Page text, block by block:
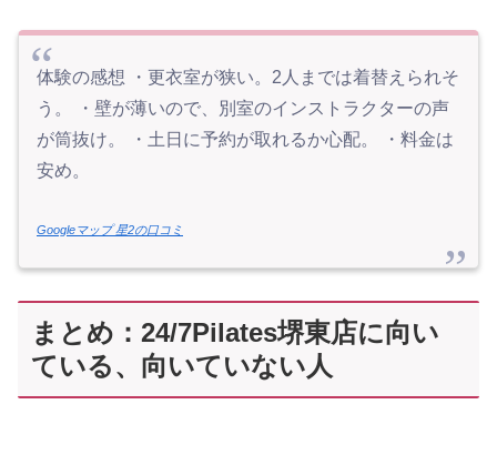
体験の感想 ・更衣室が狭い。2人までは着替えられそ
う。 ・壁が薄いので、別室のインストラクターの声
が筒抜け。 ・土日に予約が取れるか心配。 ・料金は
安め。
Googleマップ 星2の口コミ
まとめ：24/7Pilates堺東店に向い
ている、向いていない人